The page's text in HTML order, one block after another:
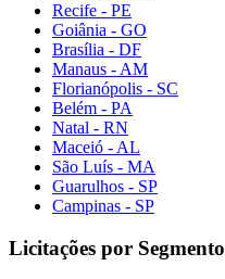
Recife - PE
Goiânia - GO
Brasília - DF
Manaus - AM
Florianópolis - SC
Belém - PA
Natal - RN
Maceió - AL
São Luís - MA
Guarulhos - SP
Campinas - SP
Licitações por Segmento